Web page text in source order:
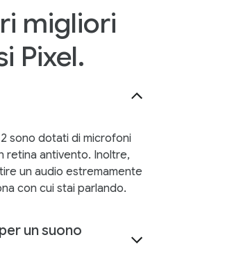
migliori
Pixel.
sono dotati di microfoni
retina antivento. Inoltre,
un audio estremamente
con cui stai parlando.
un suono